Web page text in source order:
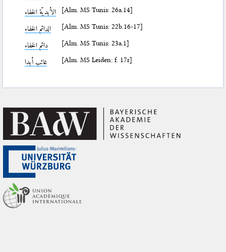
الأبديّة الخفاء [Alm. MS Tunis: 26a.14]
الدائم الخفاء [Alm. MS Tunis: 22b.16-17]
دائم الخفاء [Alm. MS Tunis: 23a.1]
غائب أبدا [Alm. MS Leiden: f. 17r]